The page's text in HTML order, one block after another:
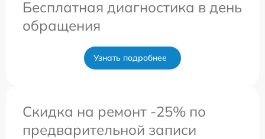
Бесплатная диагностика в день
обращения
Узнать подробнее
Скидка на ремонт -25% по
предварительной записи